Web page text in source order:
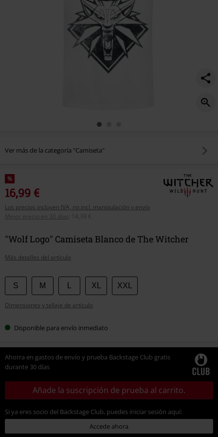
Ver más de la categoría "Camiseta"
%
16,99 €
Los precios incluyen IVA, no incl. manipulación y envío
Mejor precio en 30 días
14,39 €
"Wolf Logo" Camiseta Blanco de The Witcher
Más detalles del artículo
Elige
tu
talla
S M XL XXL
Dimensiones y tallaje de artículo
Disponible para envío inmediato
Ahorra en gastos de envío y prueba Backstage Club gratis
durante 30 días
Añade la suscripción de prueba al carrito.
Si ya eres socio del Backstage Club, puedes iniciar sesión aquí:
Accede ahora